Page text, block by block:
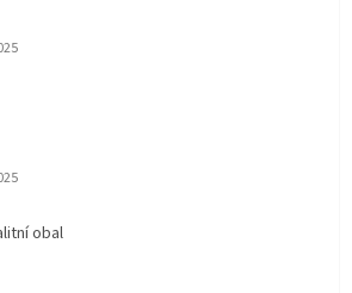
obchodu je 5 z 5 hvězdiček.
obchodu je 5 z 5 hvězdiček.
obal